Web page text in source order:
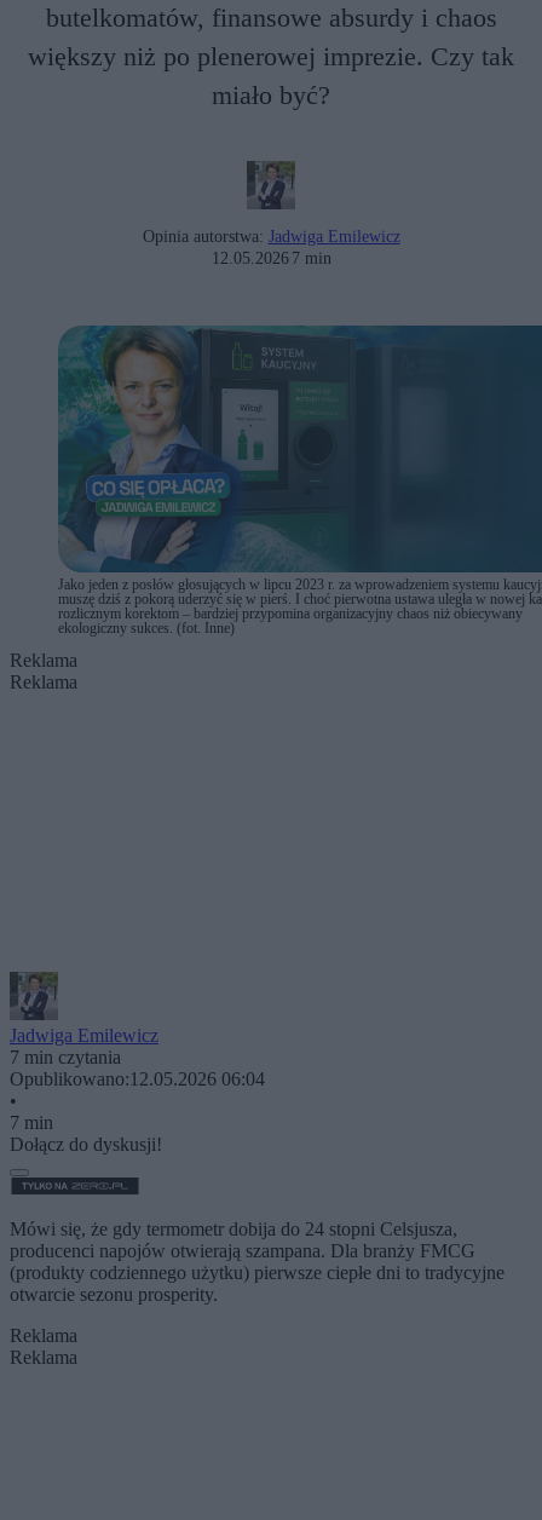
butelkomatów, finansowe absurdy i chaos
większy niż po plenerowej imprezie. Czy tak
miało być?
Opinia autorstwa: Jadwiga Emilewicz
12.05.2026 7 min
Jako jeden z posłów głosujących w lipcu 2023 r. za wprowadzeniem systemu
muszę dziś z pokorą uderzyć się w pierś. I choć pierwotna ustawa uległa w nowej
rozlicznym korektom – bardziej przypomina organizacyjny chaos niż obiecywany
ekologiczny sukces. (fot. Inne)
Reklama
Reklama
Jadwiga Emilewicz
7 min czytania
Opublikowano:12.05.2026 06:04
•
7 min
Dołącz do dyskusji!
Mówi się, że gdy termometr dobija do 24 stopni Celsjusza,
producenci napojów otwierają szampana. Dla branży FMCG
(produkty codziennego użytku) pierwsze ciepłe dni to tradycyjne
otwarcie sezonu prosperity.
Reklama
Reklama